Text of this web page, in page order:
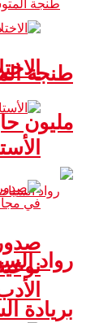
مليون
رواد
بريادة